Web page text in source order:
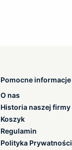
Pomocne informacje
O nas
Historia naszej firmy
Koszyk
Regulamin
Polityka Prywatności